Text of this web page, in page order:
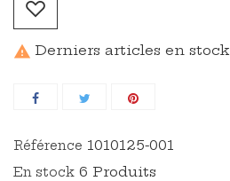
 Derniers articles en stock
Référence 1010125-001
En stock 6 Produits